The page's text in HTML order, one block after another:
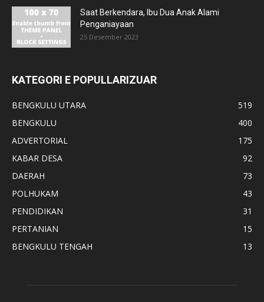
Saat Berkendara, Ibu Dua Anak Alami
Penganiayaan
25 Desember 2023
KATEGORI E POPULLARIZUAR
BENGKULU UTARA
519
BENGKULU
400
ADVERTORIAL
175
KABAR DESA
92
DAERAH
73
POLHUKAM
43
PENDIDIKAN
31
PERTANIAN
15
BENGKULU TENGAH
13